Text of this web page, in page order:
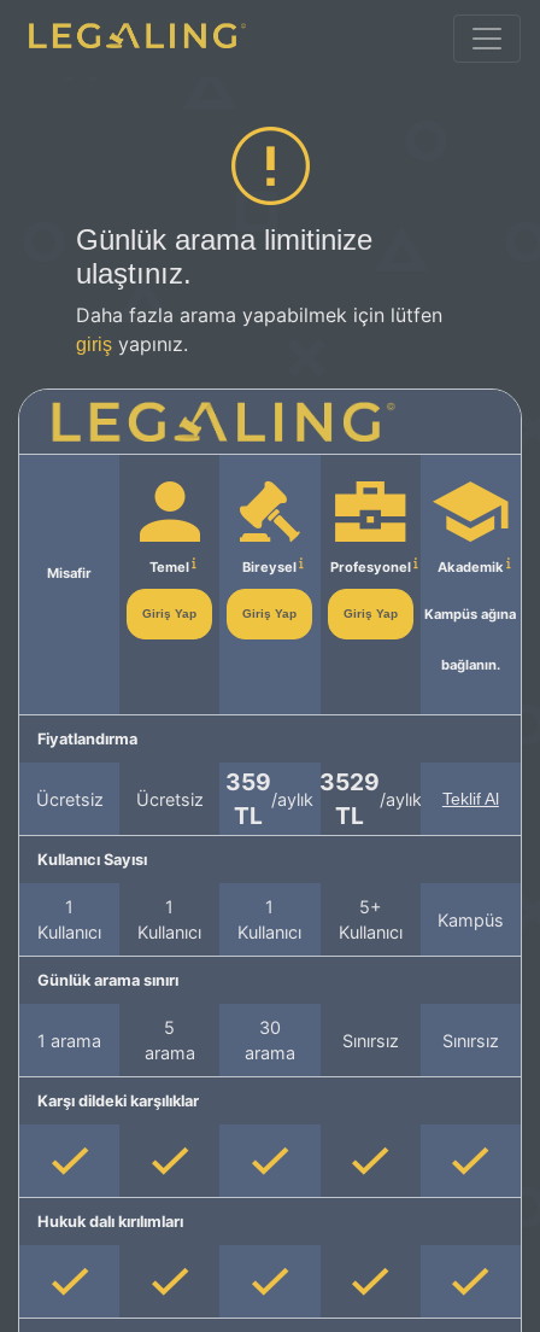
Günlük arama limitinize
ulaştınız.
Daha fazla arama yapabilmek için lütfen
giriş yapınız.
Misafir Temel
Giriş Yap
Bireysel
Giriş Yap
Profesyonel
Giriş Yap
Akademik
Kampüs ağına
bağlanın.
Fiyatlandırma
Ücretsiz Ücretsiz
359
TL
/aylık
3529
TL
/aylık Teklif Al
Kullanıcı Sayısı
1
Kullanıcı
1
Kullanıcı
1
Kullanıcı
5+
Kullanıcı
Kampüs
Günlük arama sınırı
1 arama
5
arama
30
arama
Sınırsız Sınırsız
Karşı dildeki karşılıklar
Hukuk dalı kırılımları